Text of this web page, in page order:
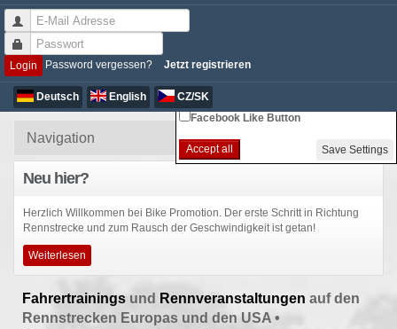
Login Password vergessen? Jetzt registrieren
Deutsch English CZ/SK
Neu hier?
Herzlich Willkommen bei Bike Promotion. Der erste Schritt in Richtung
Rennstrecke und zum Rausch der Geschwindigkeit ist getan!
Weiterlesen
Fahrertrainings und Rennveranstaltungen auf den
Rennstrecken Europas und den USA •
Non-essential Cookie Settings
Google Analytics
Facebook Like Button
Accept all Save Settings